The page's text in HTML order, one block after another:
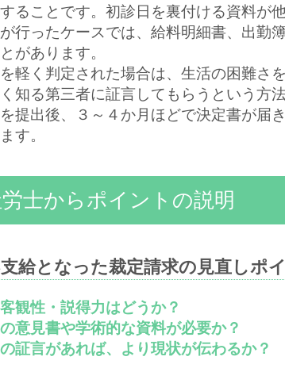
ることです。初診日を裏付ける資料が
行ったケースでは、給料明細書、出勤
があります。
を軽く判定された場合は、生活の困難さ
知る第三者に証言してもらうという方
を提出後、３～４か月ほどで決定書が届
す。
士からポイントの説明
給となった裁定請求の見直しポ
観性・説得力はどうか？
意見書や学術的な資料が必要か？
証言があれば、より現状が伝わるか？